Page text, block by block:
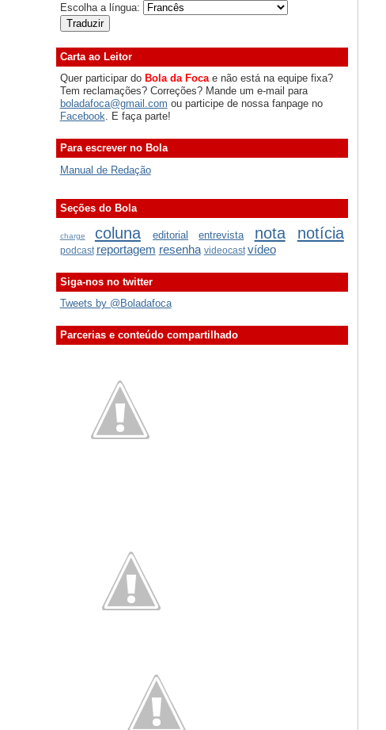
Escolha a língua:
Carta ao Leitor
Quer participar do Bola da Focae não está na equipe fixa?
Tem reclamações? Correções? Mande um e-mail para
boladafoca@gmail.com ou participe de nossa fanpage no
Facebook . E faça parte!
Para escrever no Bola
Manual de Redação
Seções do Bola
charge coluna editorial entrevista nota notícia
podcast reportagem resenha videocast vídeo
Siga-nos no twitter
Tweets by @Boladafoca
Parcerias e conteúdo compartilhado